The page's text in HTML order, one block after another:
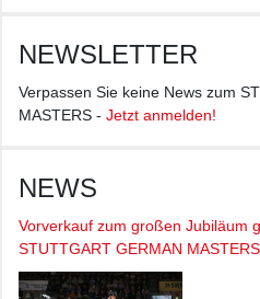
NEWSLETTER
Verpassen Sie keine News zum
MASTERS - Jetzt anmelden!
NEWS
Vorverkauf zum großen Jubiläum
STUTTGART GERMAN MASTERS